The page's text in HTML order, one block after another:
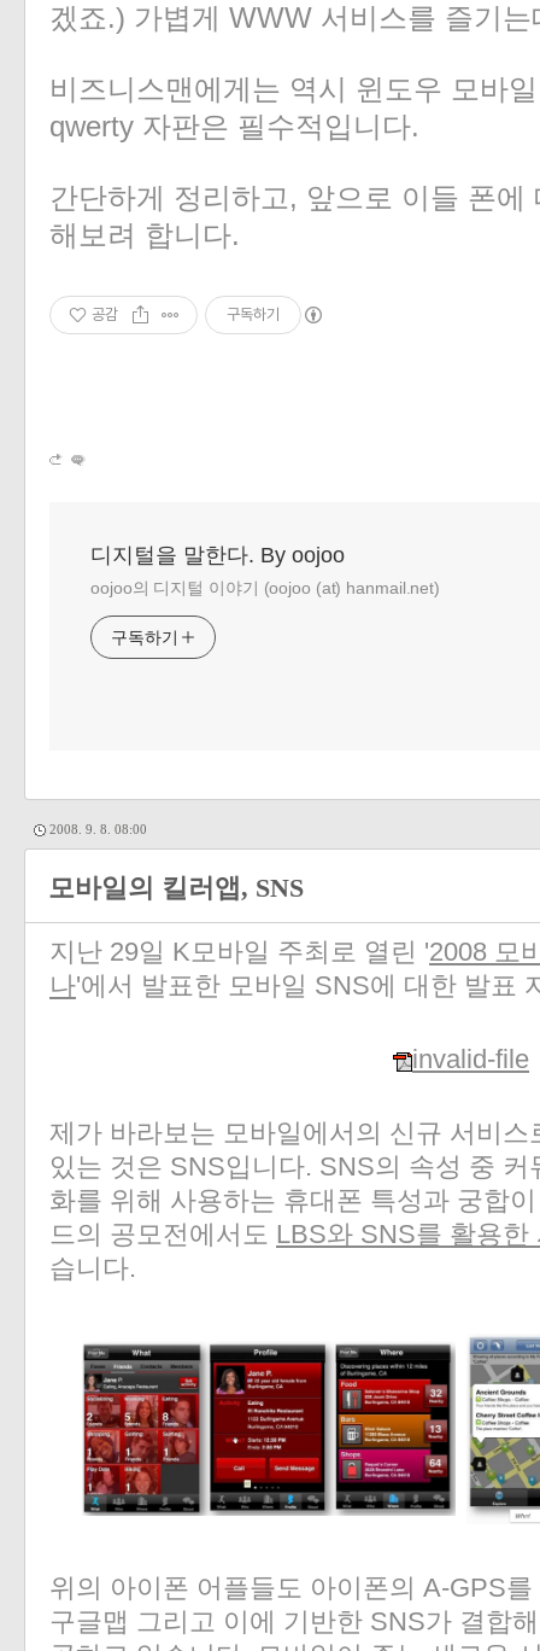
겠죠.) 가볍게 WWW 서비스를 즐기
비즈니스맨에게는 역시 윈도우 모바
qwerty 자판은 필수적입니다.
간단하게 정리하고, 앞으로 이들 폰
해보려 합니다.
공감 구독하기
디지털을 말한다. By oojoo
oojoo의 디지털 이야기 (oojoo (at) hanmail.net)
구독하기
2008. 9. 8. 08:00
모바일의 킬러앱, SNS
지난 29일 K모바일 주최로 열린 '2008 모
나'에서 발표한 모바일 SNS에 대한 발표
invalid-file
제가 바라보는 모바일에서의 신규 서비
있는 것은 SNS입니다. SNS의 속성 중
화를 위해 사용하는 휴대폰 특성과 궁합
드의 공모전에서도 LBS와 SNS를 활용한
습니다.
위의 아이폰 어플들도 아이폰의 A-GPS
구글맵 그리고 이에 기반한 SNS가 결합